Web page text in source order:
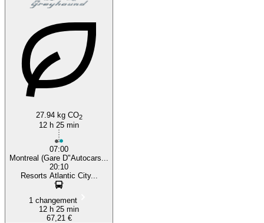
27.94 kg CO2
12 h 25 min
07:00
Montreal (Gare D"Autocars...
20:10
Resorts Atlantic City...
1 changement
12 h 25 min
67,21 €